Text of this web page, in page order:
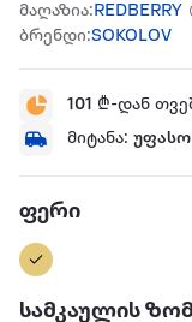
მაღაზია: REDBERRY
ბრენდი:SOKOLOV
101 ₾-დან
მიტანა: უფასო
ფერი
სამკაულის